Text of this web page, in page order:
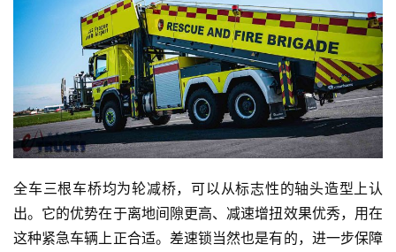
全车三根车桥均为轮减桥，可以从标志性的轴头造型上认
出。它的优势在于离地间隙更高、减速增扭效果优秀，用在
这种紧急车辆上正合适。差速锁当然也是有的，进一步保障